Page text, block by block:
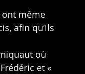
ont même
afin qu’ils
où
et «